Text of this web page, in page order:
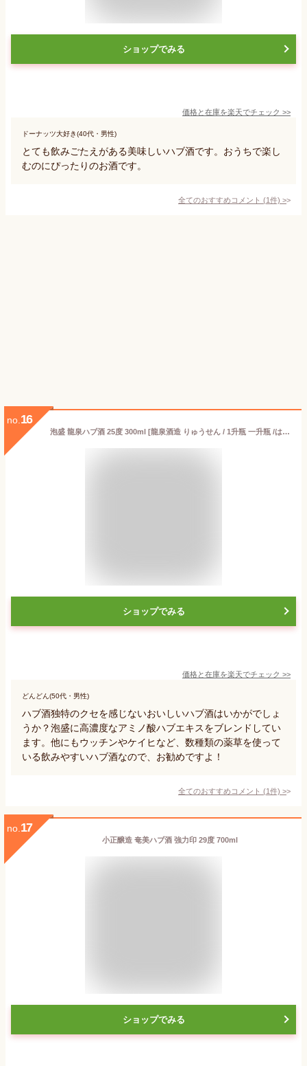
ショップでみる
価格と在庫を楽天でチェック >>
ドーナッツ大好き(40代・男性)
とても飲みごたえがある美味しいハブ酒です。おうちで楽し
むのにぴったりのお酒です。
全てのおすすめコメント (1件) >
no. 16
泡盛 龍泉ハブ酒 25度 300ml [龍泉酒造 りゅうせん / 1升瓶 一升瓶 /はぶ酒]
ショップでみる
価格と在庫を楽天でチェック >>
どんどん(50代・男性)
ハブ酒独特のクセを感じないおいしいハブ酒はいかがでしょ
うか？泡盛に高濃度なアミノ酸ハブエキスをブレンドしてい
ます。他にもウッチンやケイヒなど、数種類の薬草を使って
いる飲みやすいハブ酒なので、お勧めですよ！
全てのおすすめコメント (1件) >
no. 17
小正醸造 奄美ハブ酒 強力印 29度 700ml
ショップでみる